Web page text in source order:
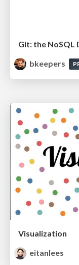
Git: the NoSQL
bkeepers
Visualization
eitanlees